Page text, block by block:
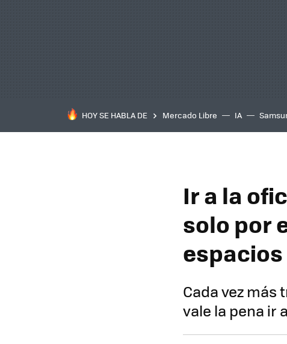
HOY SE HABLA DE Mercado Libre IA
Ir a la
solo por
Cada vez más
vale la pena ir